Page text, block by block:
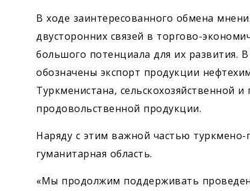
В ходе заинтересованного обмена
двусторонних связей в торгово-
большого потенциала для их развития.
обозначены экспорт продукции
Туркменистана, сельскохозяйственной
продовольственной продукции.
Наряду с этим важной частью туркмено-
гуманитарная область.
«Мы продолжим поддерживать